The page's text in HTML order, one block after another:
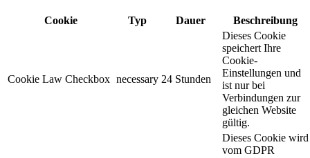
Cookie Typ Dauer Beschreibung
Cookie Law Checkbox necessary 24 Stunden
Dieses Cookie
speichert Ihre
Cookie-
Einstellungen und
ist nur bei
Verbindungen zur
gleichen Website
gültig.
Dieses Cookie wird
vom GDPR